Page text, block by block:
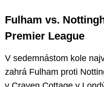
Fulham vs.
Premier League
V sedemnástom kole
zahrá Fulham proti